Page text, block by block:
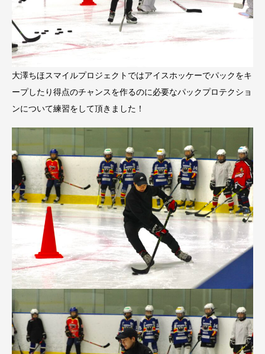
大澤ちほスマイルプロジェクトではアイスホッケーでパックをキ
ープしたり得点のチャンスを作るのに必要なパックプロテクショ
ンについて練習をして頂きました！